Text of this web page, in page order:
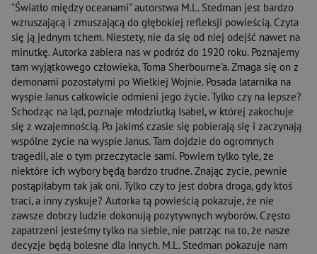
"Światło między oceanami" autorstwa M.L. Stedman jest bardzo
wzruszającą i zmuszającą do głębokiej refleksji powieścią. Czyta
się ją jednym tchem. Niestety, nie da się od niej odejść nawet na
minutkę. Autorka zabiera nas w podróż do 1920 roku. Poznajemy
tam wyjątkowego człowieka, Toma Sherbourne'a. Zmaga się on z
demonami pozostałymi po Wielkiej Wojnie. Posada latarnika na
wyspie Janus całkowicie odmieni jego życie. Tylko czy na lepsze?
Schodząc na ląd, poznaje młodziutką Isabel, w której zakochuje
się z wzajemnością. Po jakimś czasie się pobierają się i zaczynają
wspólne życie na wyspie Janus. Tam dojdzie do ogromnych
tragedii, ale o tym przeczytacie sami. Powiem tylko tyle, że
niektóre ich wybory będą bardzo trudne. Znając życie, pewnie
postąpiłabym tak jak oni. Tylko czy to jest dobra droga, gdy ktoś
traci, a inny zyskuje? Autorka tą powieścią pokazuje, że nie
zawsze dobrzy ludzie dokonują pozytywnych wyborów. Często
zapatrzeni jesteśmy tylko na siebie, nie patrząc na to, że nasze
decyzje będą bolesne dla innych. M.L. Stedman pokazuje nam